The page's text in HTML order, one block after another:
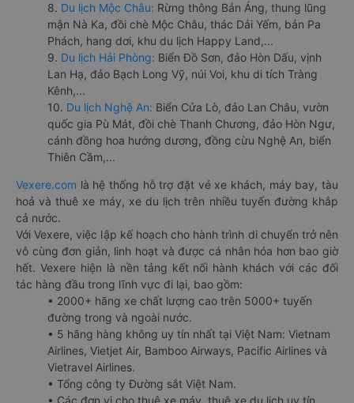
8. Du lịch Mộc Châu: Rừng thông Bản Áng, thung lũng
mận Nà Ka, đồi chè Mộc Châu, thác Dải Yếm, bản Pa
Phách, hang dơi, khu du lịch Happy Land,...
9. Du lịch Hải Phòng: Biển Đồ Sơn, đảo Hòn Dấu, vịnh
Lan Hạ, đảo Bạch Long Vỹ, núi Voi, khu di tích Tràng
Kênh,...
10. Du lịch Nghệ An: Biển Cửa Lò, đảo Lan Châu, vườn
quốc gia Pù Mát, đồi chè Thanh Chương, đảo Hòn Ngư,
cánh đồng hoa hướng dương, đồng cừu Nghệ An, biển
Thiên Cầm,...
Vexere.com là hệ thống hỗ trợ đặt vé xe khách, máy bay, tàu
hoả và thuê xe máy, xe du lịch trên nhiều tuyến đường khắp
cả nước.
Với Vexere, việc lập kế hoạch cho hành trình di chuyển trở nên
vô cùng đơn giản, linh hoạt và được cá nhân hóa hơn bao giờ
hết. Vexere hiện là nền tảng kết nối hành khách với các đối
tác hàng đầu trong lĩnh vực đi lại, bao gồm:
• 2000+ hãng xe chất lượng cao trên 5000+ tuyến
đường trong và ngoài nước.
• 5 hãng hàng không uy tín nhất tại Việt Nam: Vietnam
Airlines, Vietjet Air, Bamboo Airways, Pacific Airlines và
Vietravel Airlines.
• Tổng công ty Đường sắt Việt Nam.
• Các đơn vị cho thuê xe máy, thuê xe du lịch uy tín